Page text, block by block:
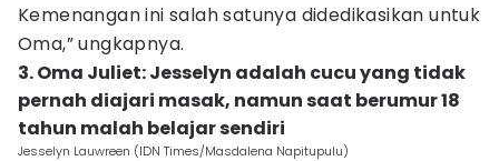
Kemenangan ini salah satunya didedikasikan untuk
Oma,” ungkapnya.
3. Oma Juliet: Jesselyn adalah cucu yang tidak
pernah diajari masak, namun saat berumur 18
tahun malah belajar sendiri
Jesselyn Lauwreen (IDN Times/Masdalena Napitupulu)